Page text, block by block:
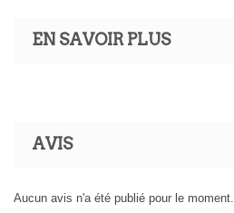
EN SAVOIR PLUS
AVIS
Aucun avis n'a été publié pour le moment.